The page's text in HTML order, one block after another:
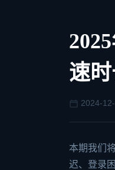
速
2024-
本期我们
迟、登录